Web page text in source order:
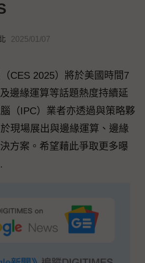
2025/01/07
CES 2025）將於美國時間7
邊緣運算等話題熱度持續延
（IPC）業者亦透過與策略夥
現場展出與邊緣運算、邊緣
方案。希望藉此爭取更多曝